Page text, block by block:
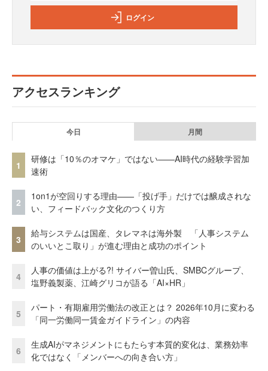
ログイン
アクセスランキング
今日 月間
1
研修は「10％のオマケ」ではない——AI時代の経験学習加
速術
2
1on1が空回りする理由——「投げ手」だけでは醸成されな
い、フィードバック文化のつくり方
3
給与システムは国産、タレマネは海外製 「人事システム
のいいとこ取り」が進む理由と成功のポイント
4
人事の価値は上がる?! サイバー曽山氏、SMBCグループ、
塩野義製薬、江崎グリコが語る「AI×HR」
5
パート・有期雇用労働法の改正とは？ 2026年10月に変わる
「同一労働同一賃金ガイドライン」の内容
6
生成AIがマネジメントにもたらす本質的変化は、業務効率
化ではなく「メンバーへの向き合い方」